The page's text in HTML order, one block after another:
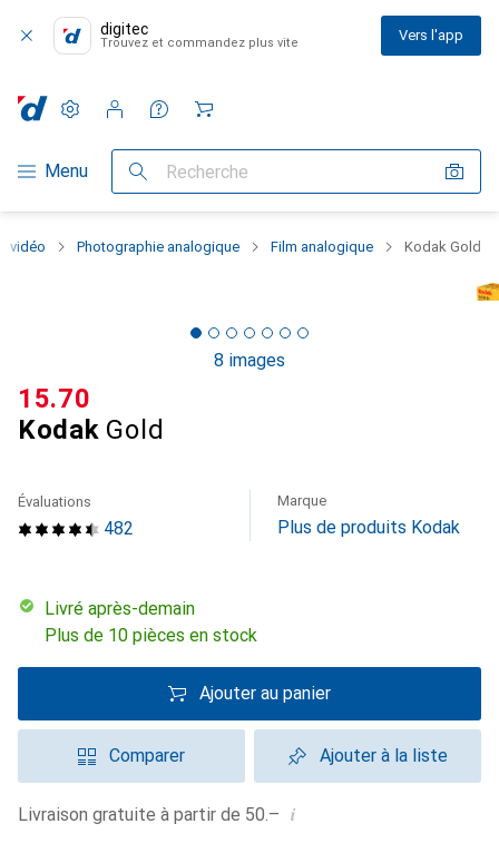
digitec
Trouvez et commandez plus vite Vers l'app
Navigation par catégorie
Menu Recherche
Paramètres
Compte client
Listes de comparaison
Listes d'envies
Panier
vidéo Photographie analogique Film analogique Kodak Gold
8 images
Kodak Gold
CHF
15.70
482
Évaluations Marque
Plus de produits Kodak
Livré après-demain
Plus de 10 pièces en stock
Ajouter au panier
Comparer Ajouter à la liste
Livraison gratuite à partir de 50.– i